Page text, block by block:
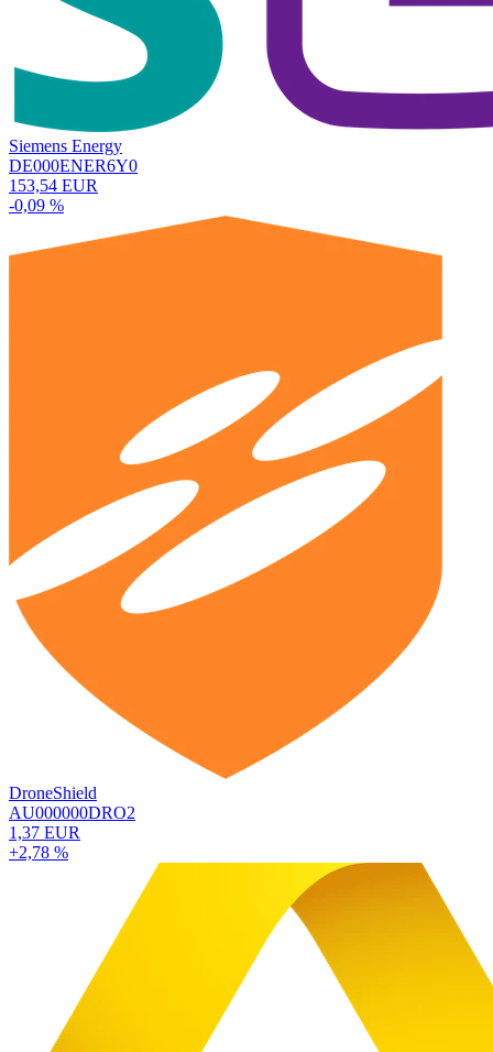
Siemens Energy
DE000ENER6Y0
153,54 EUR
-0,09 %
DroneShield
AU000000DRO2
1,37 EUR
+2,78 %